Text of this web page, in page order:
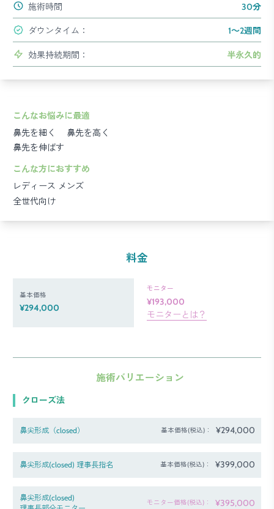
施術時間 30分
ダウンタイム： 1～2週間
効果持続期間： 半永久的
こんなお悩みに最適
鼻先を細く
鼻先を高く
鼻先を伸ばす
こんな方におすすめ
レディース メンズ
全世代向け
料金
基本価格
¥294,000
モニター
¥193,000
モニターとは？
施術バリエーション
クローズ法
鼻尖形成（closed） 基本価格(税込)： ¥294,000
鼻尖形成(closed) 理事長指名 基本価格(税込)： ¥399,000
鼻尖形成(closed)
モニター価格(税込)： ¥395,000